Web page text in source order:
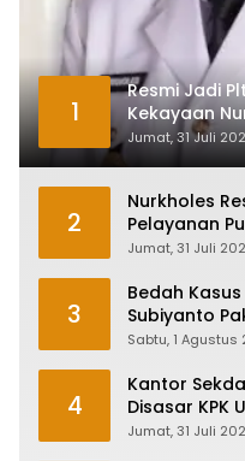
1
Resmi Jadi
Kekayaan
Jumat, 31 Juli
2
Nurkholes
Pelayanan
Jumat, 31 Juli
3
Bedah
Subiyanto
Penyertaan
Sabtu, 1 Agustus
4
Kantor
Disasar KPK
Pemalang
Jumat, 31 Juli